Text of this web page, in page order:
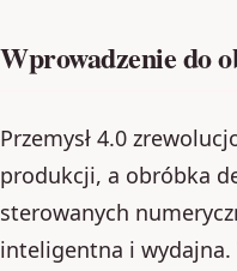
Wprowadzenie do
Przemysł 4.0
produkcji, a obróbka
sterowanych
inteligentna i